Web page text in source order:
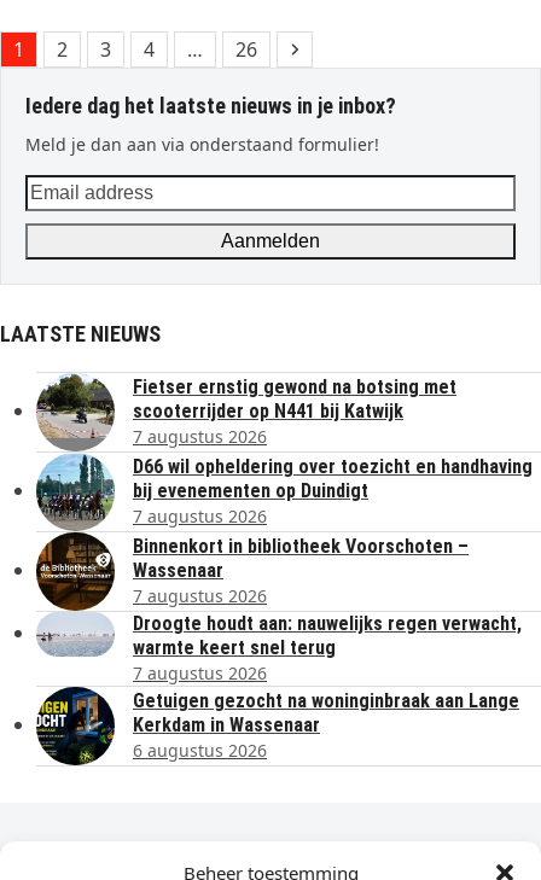
Beheer toestemming
Page
1 Page
2 Page
3 Page
4 … Page
26 Next
Iedere dag het laatste nieuws in je inbox?
Meld je dan aan via onderstaand formulier!
Email
address
Aanmelden
LAATSTE NIEUWS
Fietser ernstig gewond na botsing met
scooterrijder op N441 bij Katwijk
7 augustus 2026
D66 wil opheldering over toezicht en handhaving
bij evenementen op Duindigt
7 augustus 2026
Binnenkort in bibliotheek Voorschoten –
Wassenaar
7 augustus 2026
Droogte houdt aan: nauwelijks regen verwacht,
warmte keert snel terug
7 augustus 2026
Getuigen gezocht na woninginbraak aan Lange
Kerkdam in Wassenaar
6 augustus 2026
Dagelijks het laatste nieuws in je e-mail?